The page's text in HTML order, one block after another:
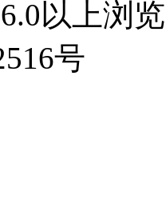
以上浏
号